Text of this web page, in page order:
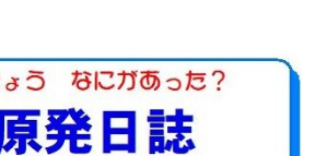
株主訴訟 経営陣に13兆円賠償命令